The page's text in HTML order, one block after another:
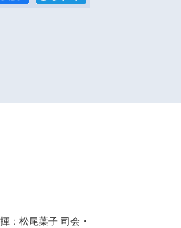
：松尾葉子 司会・